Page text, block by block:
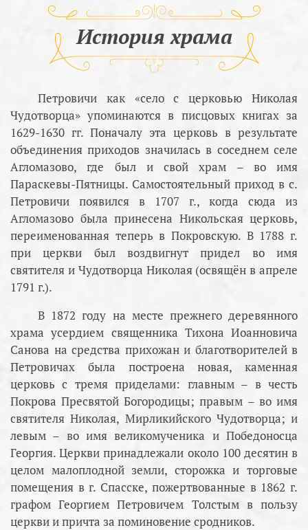
История храма
Петровичи как «село с церковью Николая
Чудотворца» упоминаются в писцовых книгах за
1629-1630 гг. Поначалу эта церковь в результате
объединения приходов значилась в соседнем селе
Агломазово, где был и свой храм – во имя
Параскевы-Пятницы. Самостоятельный приход в с.
Петровичи появился в 1707 г., когда сюда из
Агломазово была принесена Никольская церковь,
переименованная теперь в Покровскую. В 1788 г.
при церкви был воздвигнут придел во имя
святителя и Чудотворца Николая (освящён в апреле
1791 г.).
В 1872 году на месте прежнего деревянного
храма усердием священника Тихона Иоанновича
Санова на средства прихожан и благотворителей в
Петровичах была построена новая, каменная
церковь с тремя приделами: главным – в честь
Покрова Пресвятой Богородицы; правым – во имя
святителя Николая, Мирликийского Чудотворца; и
левым – во имя великомученика и Победоносца
Георгия. Церкви принадлежали около 100 десятин в
целом малоплодной земли, сторожка и торговые
помещения в г. Спасске, пожертвованные в 1862 г.
графом Георгием Петровичем Толстым в пользу
церкви и причта за поминовение сродников.